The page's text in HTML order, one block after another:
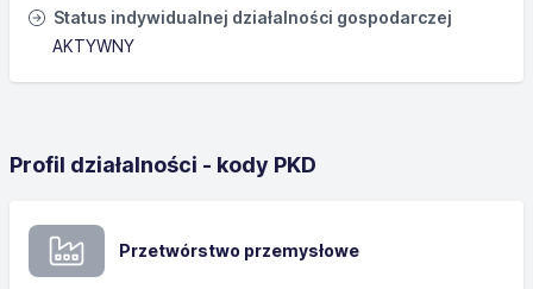
Status indywidualnej działalności gospodarczej
AKTYWNY
Profil działalności - kody PKD
Przetwórstwo przemysłowe